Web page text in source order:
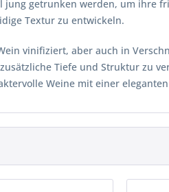
jung getrunken werden, um ihre
Textur zu entwickeln.
vinifiziert, aber auch in
Tiefe und Struktur zu
Weine mit einer